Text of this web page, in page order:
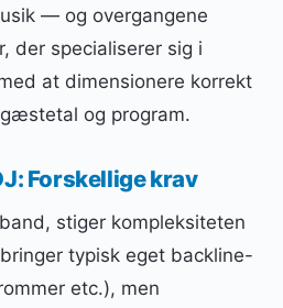
— og overgangene
der specialiserer sig i
at dimensionere korrekt
og program.
Forskellige krav
stiger kompleksiteten
typisk eget backline-
etc.), men